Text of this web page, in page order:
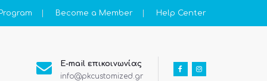
Become a Member Help Center
E-mail επικοινωνίας
info@pkcustomized.gr